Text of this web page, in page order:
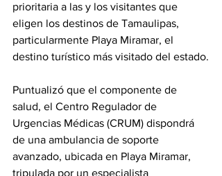
prioritaria a las y los visitantes que
eligen los destinos de Tamaulipas,
particularmente Playa Miramar, el
destino turístico más visitado del estado.
Puntualizó que el componente de
salud, el Centro Regulador de
Urgencias Médicas (CRUM) dispondrá
de una ambulancia de soporte
avanzado, ubicada en Playa Miramar,
tripulada por un especialista